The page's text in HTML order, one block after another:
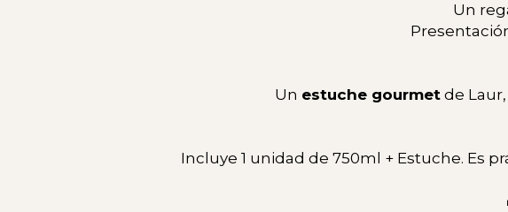
Un
Un estuche gourmetde Laur,
Incluye 1 unidad de 750ml + Estuche. Es